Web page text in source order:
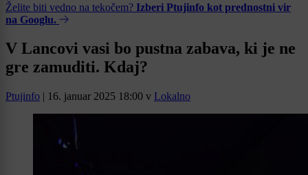
Želite biti vedno na tekočem? Izberi Ptujinfo kot prednostni vir
na Googlu.
V Lancovi vasi bo pustna zabava, ki je ne
gre zamuditi. Kdaj?
Ptujinfo | 16. januar 2025 18:00 v Lokalno